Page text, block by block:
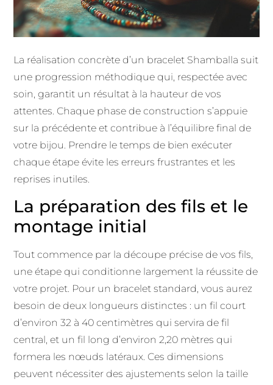
La réalisation concrète d’un bracelet Shamballa suit
une progression méthodique qui, respectée avec
soin, garantit un résultat à la hauteur de vos
attentes. Chaque phase de construction s’appuie
sur la précédente et contribue à l’équilibre final de
votre bijou. Prendre le temps de bien exécuter
chaque étape évite les erreurs frustrantes et les
reprises inutiles.
La préparation des fils et le
montage initial
Tout commence par la découpe précise de vos fils,
une étape qui conditionne largement la réussite de
votre projet. Pour un bracelet standard, vous aurez
besoin de deux longueurs distinctes : un fil court
d’environ 32 à 40 centimètres qui servira de fil
central, et un fil long d’environ 2,20 mètres qui
formera les nœuds latéraux. Ces dimensions
peuvent nécessiter des ajustements selon la taille